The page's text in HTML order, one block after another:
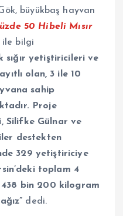
büyükbaş hayvan
50 Hibeli Mısır
bilgi
sığır yetiştiricileri ve
olan, 3 ile 10
sahip
Proje
Silifke Gülnar ve
destekten
329 yetiştiriciye
toplam 4
bin 200 kilogram
dedi.